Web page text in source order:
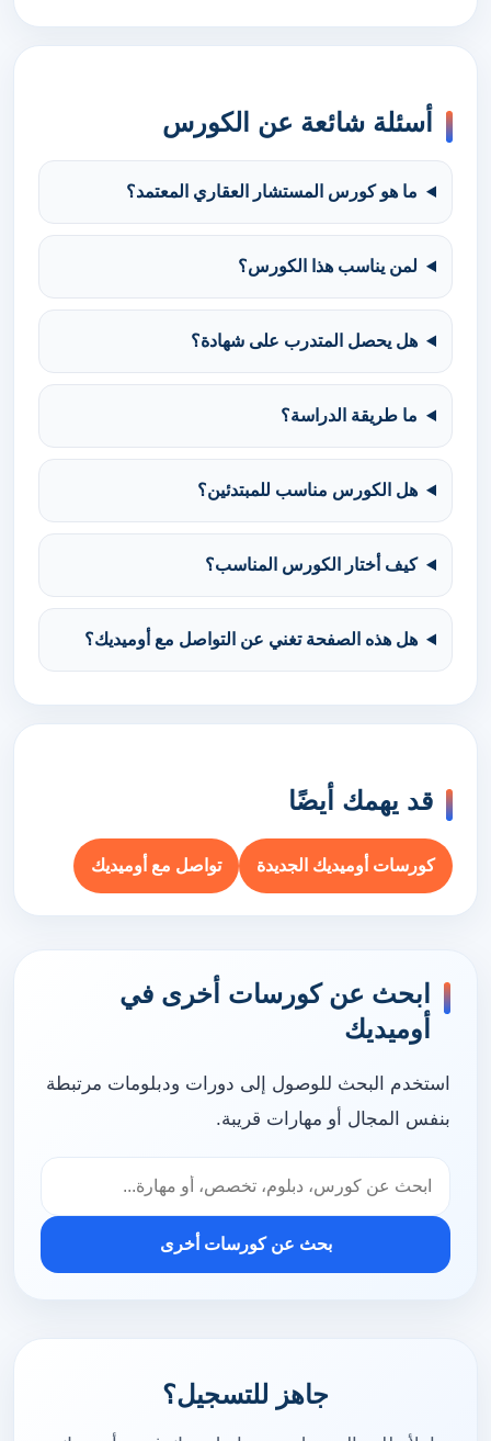
أسئلة شائعة عن الكورس
ما هو كورس المستشار العقاري المعتمد؟
لمن يناسب هذا الكورس؟
هل يحصل المتدرب على شهادة؟
ما طريقة الدراسة؟
هل الكورس مناسب للمبتدئين؟
كيف أختار الكورس المناسب؟
هل هذه الصفحة تغني عن التواصل مع أوميديك؟
قد يهمك أيضًا
كورسات أوميديك الجديدة تواصل مع أوميديك
ابحث عن كورسات أخرى في
أوميديك
استخدم البحث للوصول إلى دورات ودبلومات مرتبطة
بنفس المجال أو مهارات قريبة.
بحث عن كورسات أخرى
جاهز للتسجيل؟